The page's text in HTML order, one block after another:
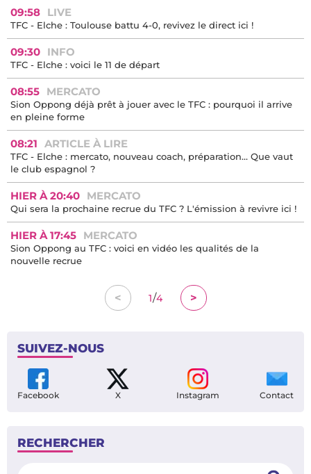
09:58 LIVE
TFC - Elche : Toulouse battu 4-0, revivez le direct ici !
09:30 INFO
TFC - Elche : voici le 11 de départ
08:55 MERCATO
Sion Oppong déjà prêt à jouer avec le TFC : pourquoi il arrive
en pleine forme
08:21 ARTICLE À LIRE
TFC - Elche : mercato, nouveau coach, préparation… Que vaut
le club espagnol ?
HIER À 20:40 MERCATO
Qui sera la prochaine recrue du TFC ? L'émission à revivre ici !
HIER À 17:45 MERCATO
Sion Oppong au TFC : voici en vidéo les qualités de la
nouvelle recrue
< 1/4 >
SUIVEZ-NOUS
Facebook X Instagram Contact
RECHERCHER